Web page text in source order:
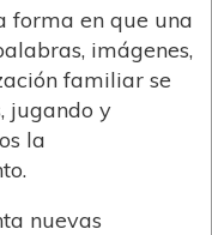
forma en que una
imágenes,
familiar se
jugando y
la
nuevas